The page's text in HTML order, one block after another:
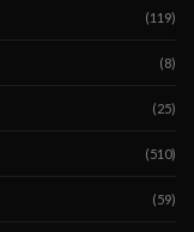
(119)
(8)
(25)
(510)
(59)